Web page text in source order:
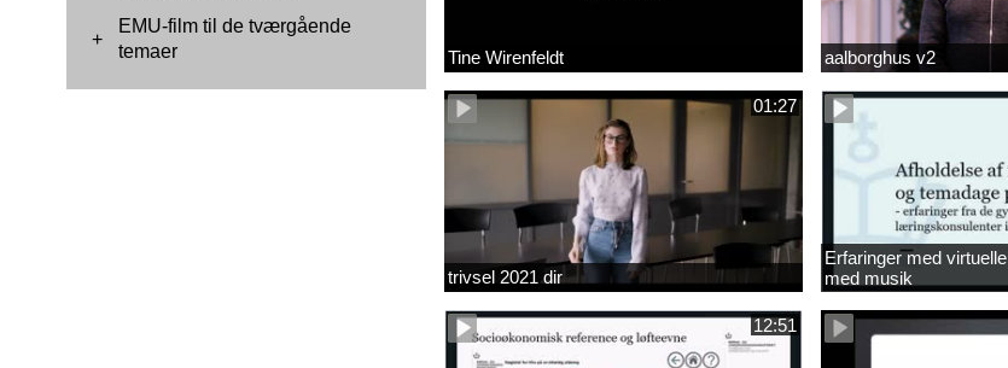
+
EMU-film til de tværgående
temaer
Tine Wirenfeldt aalborghus v2
01:27
trivsel 2021 dir
Erfaringer med
med musik
12:51